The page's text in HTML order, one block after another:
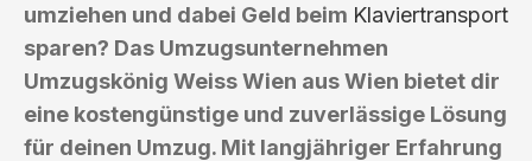
umziehen und dabei Geld beim Klaviertransport
sparen? Das Umzugsunternehmen
Umzugskönig Weiss Wien aus Wien bietet dir
eine kostengünstige und zuverlässige Lösung
für deinen Umzug. Mit langjähriger Erfahrung